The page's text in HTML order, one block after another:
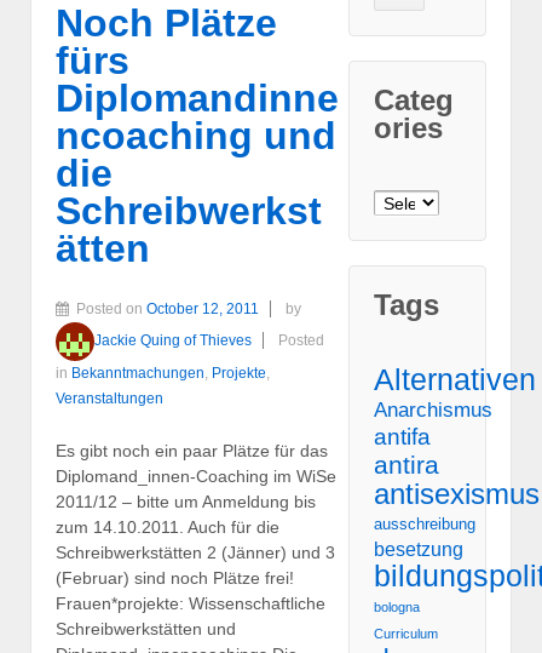
Noch Plätze
fürs
Diplomandinne
ncoaching und
die
Schreibwerkst
ätten
Posted on October 12, 2011
by
Jackie Quing of Thieves
Posted
in Bekanntmachungen, Projekte,
Veranstaltungen
Es gibt noch ein paar Plätze für das
Diplomand_innen-Coaching im WiSe
2011/12 – bitte um Anmeldung bis
zum 14.10.2011. Auch für die
Schreibwerkstätten 2 (Jänner) und 3
(Februar) sind noch Plätze frei!
Frauen*projekte: Wissenschaftliche
Schreibwerkstätten und
Categ
ories
Categories
Tags
Alternativen
Anarchismus
antifa
antira
antisexismus
ausschreibung
besetzung
bologna
Curriculum